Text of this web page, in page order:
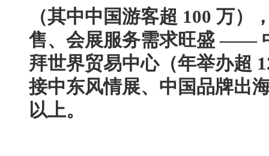
（其中中国游客超 100 万）
售、会展服务需求旺盛 ——
拜世界贸易中心（年举办超
接中东风情展、中国品牌出
以上。